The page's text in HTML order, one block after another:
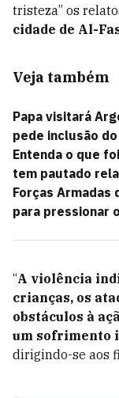
tristeza” os
cidade de Al-
Veja também
Papa visitará
pede inclusão
Entenda o que
tem pautado
Forças Armadas
para pressionar
“A violência
crianças, os
obstáculos à
um sofrimento
dirigindo-se aos